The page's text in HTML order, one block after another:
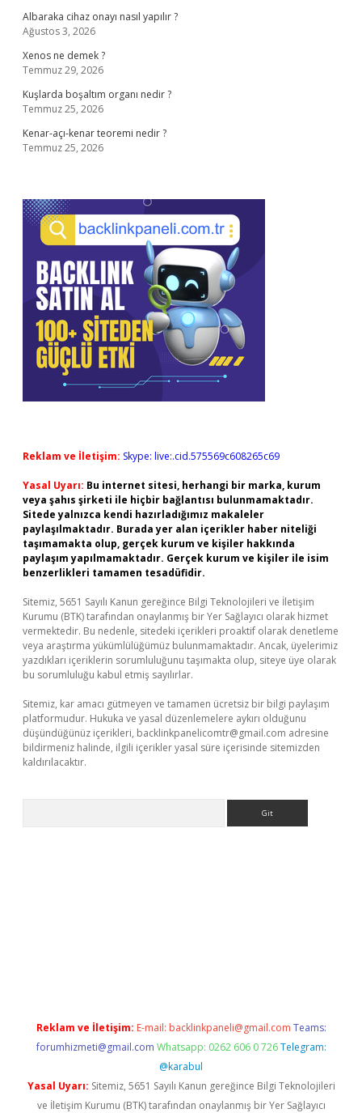
Albaraka cihaz onayı nasıl yapılır ?
Ağustos 3, 2026
Xenos ne demek ?
Temmuz 29, 2026
Kuşlarda boşaltım organı nedir ?
Temmuz 25, 2026
Kenar-açı-kenar teoremi nedir ?
Temmuz 25, 2026
Reklam ve İletişim: Skype: live:.cid.575569c608265c69
Yasal Uyarı: Bu internet sitesi, herhangi bir marka, kurum
veya şahıs şirketi ile hiçbir bağlantısı bulunmamaktadır.
Sitede yalnızca kendi hazırladığımız makaleler
paylaşılmaktadır. Burada yer alan içerikler haber niteliği
taşımamakta olup, gerçek kurum ve kişiler hakkında
paylaşım yapılmamaktadır. Gerçek kurum ve kişiler ile isim
benzerlikleri tamamen tesadüfidir.
Sitemiz, 5651 Sayılı Kanun gereğince Bilgi Teknolojileri ve İletişim
Kurumu (BTK) tarafından onaylanmış bir Yer Sağlayıcı olarak hizmet
vermektedir. Bu nedenle, sitedeki içerikleri proaktif olarak denetleme
veya araştırma yükümlülüğümüz bulunmamaktadır. Ancak, üyelerimiz
yazdıkları içeriklerin sorumluluğunu taşımakta olup, siteye üye olarak
bu sorumluluğu kabul etmiş sayılırlar.
Sitemiz, kar amacı gütmeyen ve tamamen ücretsiz bir bilgi paylaşım
platformudur. Hukuka ve yasal düzenlemelere aykırı olduğunu
düşündüğünüz içerikleri, backlinkpanelicomtr@gmail.com adresine
bildirmeniz halinde, ilgili içerikler yasal süre içerisinde sitemizden
kaldırılacaktır.
Reklam ve İletişim: E-mail: backlinkpaneli@gmail.com Teams:
forumhizmeti@gmail.com Whatsapp: 0262 606 0 726 Telegram:
@karabul
Yasal Uyarı: Sitemiz, 5651 Sayılı Kanun gereğince Bilgi Teknolojileri
ve İletişim Kurumu (BTK) tarafından onaylanmış bir Yer Sağlayıcı